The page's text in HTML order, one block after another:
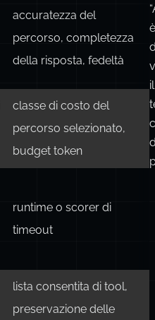
accuratezza del
percorso, completezza
della risposta, fedeltà
classe di costo del
percorso selezionato,
budget token
runtime o scorer di
timeout
lista consentita di tool,
preservazione delle
è
il